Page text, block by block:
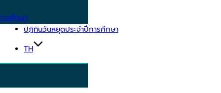
รศึกษา
ปฏิทินวันหยุดประจำปีการศึกษา
TH